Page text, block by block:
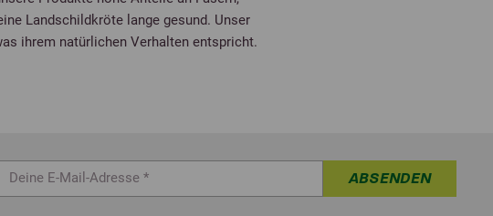
Landschildkröte lange gesund. Unser
ihrem natürlichen Verhalten entspricht.
ABSENDEN